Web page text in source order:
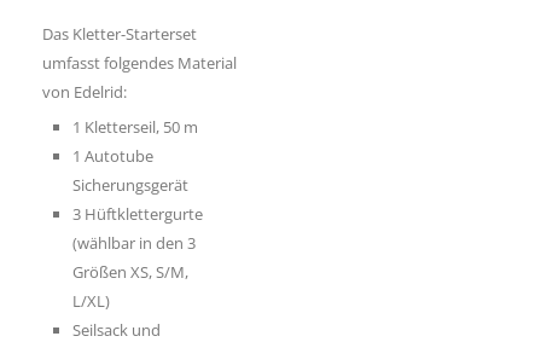
Das Kletter-Starterset
umfasst folgendes Material
von Edelrid:
1 Kletterseil, 50 m
1 Autotube
Sicherungsgerät
3 Hüftklettergurte
(wählbar in den 3
Größen XS, S/M,
L/XL)
Seilsack und